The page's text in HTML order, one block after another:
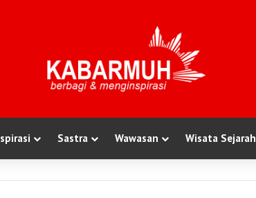
Sastra Wawasan Wisata Sejarah